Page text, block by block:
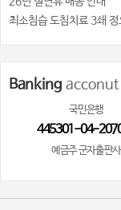
최소침습 도침치료 3쇄
Banking acconut
국민은행
445301-04-
예금주 군자출판사